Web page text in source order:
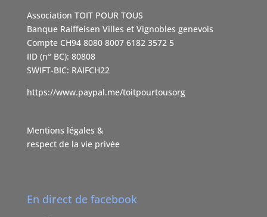
Association TOIT POUR TOUS
Banque Raiffeisen Villes et Vignobles genevois
Compte CH94 8080 8007 6182 3572 5
IID (n° BC): 80808
SWIFT-BIC: RAIFCH22
https://www.paypal.me/toitpourtousorg
Mentions légales &
respect de la vie privée
En direct de facebook